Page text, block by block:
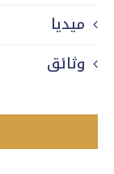
ميديا
وثائق